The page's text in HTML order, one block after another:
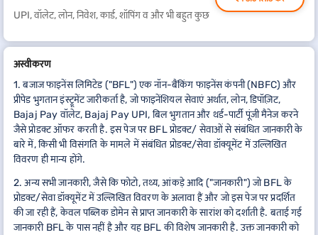
UPI, वॉलेट, लोन, निवेश, कार्ड, शॉपिंग व और भी बहुत कुछ
अस्वीकरण
1. बजाज फाइनेंस लिमिटेड ("BFL") एक नॉन-बैंकिंग फाइनेंस कंपनी (NBFC) और
प्रीपेड भुगतान इंस्ट्रूमेंट जारीकर्ता है, जो फाइनेंशियल सेवाएं अर्थात, लोन, डिपॉज़िट,
Bajaj Pay वॉलेट, Bajaj Pay UPI, बिल भुगतान और थर्ड-पार्टी पूंजी मैनेज करने
जैसे प्रोडक्ट ऑफर करती है. इस पेज पर BFL प्रोडक्ट/ सेवाओं से संबंधित जानकारी के
बारे में, किसी भी विसंगति के मामले में संबंधित प्रोडक्ट/सेवा डॉक्यूमेंट में उल्लिखित
विवरण ही मान्य होंगे.
2. अन्य सभी जानकारी, जैसे कि फोटो, तथ्य, आंकड़े आदि ("जानकारी") जो BFL के
प्रोडक्ट/सेवा डॉक्यूमेंट में उल्लिखित विवरण के अलावा हैं और जो इस पेज पर प्रदर्शित
की जा रही हैं, केवल पब्लिक डोमेन से प्राप्त जानकारी के सारांश को दर्शाती है. बताई गई
जानकारी BFL के पास नहीं है और यह BFL की विशेष जानकारी है. उक्त जानकारी को